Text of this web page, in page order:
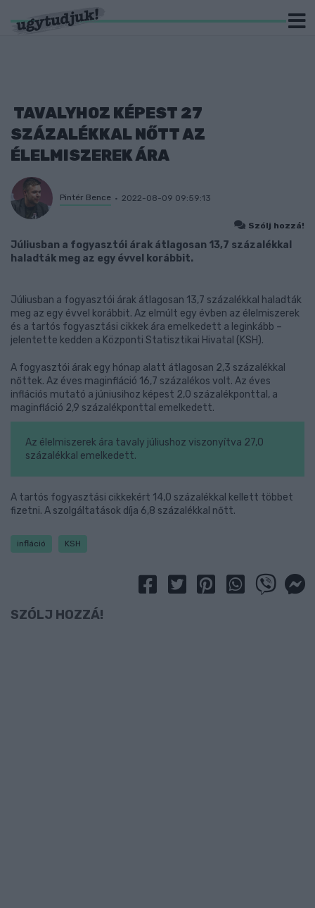
TAVALYHOZ KÉPEST 27
SZÁZALÉKKAL NŐTT AZ
ÉLELMISZEREK ÁRA
Pintér Bence 2022-08-09 09:59:13
Szólj hozzá!
Júliusban a fogyasztói árak átlagosan 13,7 százalékkal
haladták meg az egy évvel korábbit.
Júliusban a fogyasztói árak átlagosan 13,7 százalékkal haladták
meg az egy évvel korábbit. Az elmúlt egy évben az élelmiszerek
és a tartós fogyasztási cikkek ára emelkedett a leginkább –
jelentette kedden a Központi Statisztikai Hivatal (KSH).
A fogyasztói árak egy hónap alatt átlagosan 2,3 százalékkal
nőttek. Az éves maginfláció 16,7 százalékos volt. Az éves
inflációs mutató a júniusihoz képest 2,0 százalékponttal, a
maginfláció 2,9 százalékponttal emelkedett.
Az élelmiszerek ára tavaly júliushoz viszonyítva 27,0
százalékkal emelkedett.
A tartós fogyasztási cikkekért 14,0 százalékkal kellett többet
fizetni. A szolgáltatások díja 6,8 százalékkal nőtt.
infláció KSH
SZÓLJ HOZZÁ!